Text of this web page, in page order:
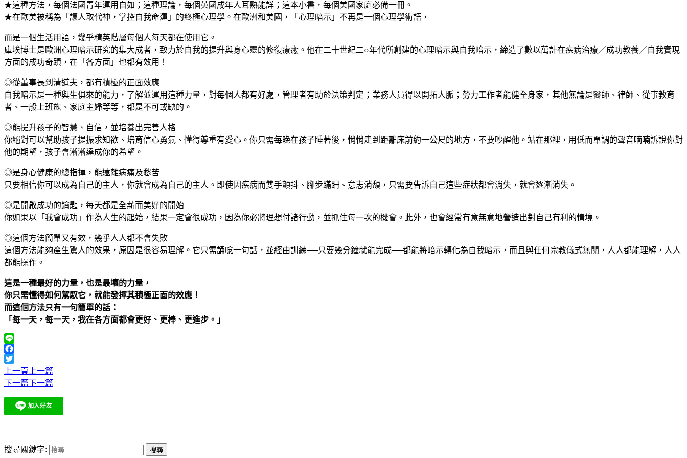
★這種方法，每個法國青年運用自如；這種理論，每個英國成年人耳熟能詳；這本小書，每個美國家庭必備一冊。
★在歐美被稱為「讓人取代神，掌控自我命運」的終極心理學。在歐洲和美國，「心理暗示」不再是一個心理學術語，
而是一個生活用語，幾乎精英階層每個人每天都在使用它。
庫埃博士是歐洲心理暗示研究的集大成者，致力於自我的提升與身心靈的修復療癒。他在二十世紀二○年代所創建的心理暗示與自我暗示，締造了數以萬計在疾病治療／成功教養／自我實現
方面的成功奇蹟，在「各方面」也都有效用！
◎從董事長到清道夫，都有積極的正面效應
自我暗示是一種與生俱來的能力，了解並運用這種力量，對每個人都有好處，管理者有助於決策判定；業務人員得以開拓人脈；勞力工作者能健全身家，其他無論是醫師、律師、從事教育
者、一般上班族、家庭主婦等等，都是不可或缺的。
◎能提升孩子的智慧、自信，並培養出完善人格
你絕對可以幫助孩子提振求知欲、培育信心勇氣、懂得尊重有愛心。你只需每晚在孩子睡著後，悄悄走到距離床前約一公尺的地方，不要吵醒他。站在那裡，用低而單調的聲音喃喃訴說你對
他的期望，孩子會漸漸達成你的希望。
◎是身心健康的總指揮，能遠離病痛及愁苦
只要相信你可以成為自己的主人，你就會成為自己的主人。即使因疾病而雙手顫抖、腳步蹣跚、意志消頹，只需要告訴自己這些症狀都會消失，就會逐漸消失。
◎是開啟成功的鑰匙，每天都是全薪而美好的開始
你如果以「我會成功」作為人生的起始，結果一定會很成功，因為你必將理想付諸行動，並抓住每一次的機會。此外，也會經常有意無意地營造出對自己有利的情境。
◎這個方法簡單又有效，幾乎人人都不會失敗
這個方法能夠產生驚人的效果，原因是很容易理解。它只需誦唸一句話，並經由訓練──只要幾分鐘就能完成──都能將暗示轉化為自我暗示，而且與任何宗教儀式無關，人人都能理解，人人
都能操作。
這是一種最好的力量，也是最壞的力量，
你只需懂得如何駕馭它，就能發揮其積極正面的效應！
而這個方法只有一句簡單的話：
「每一天，每一天，我在各方面都會更好、更棒、更進步。」
Line
Facebook
Twitter
上一頁 上一篇
下一篇下一篇
搜尋關鍵字: